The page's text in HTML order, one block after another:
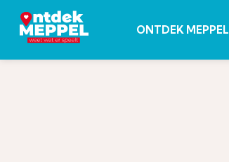
ONTDEK MEPPEL